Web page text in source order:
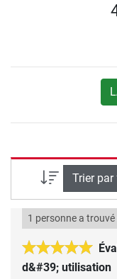
Trier par
d&#39; utilisation
1 personne a